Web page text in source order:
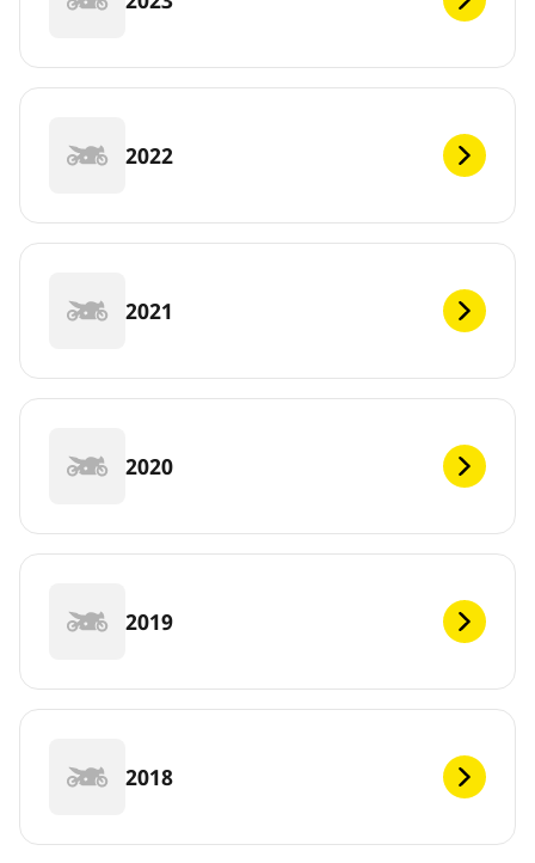
2022
2021
2020
2019
2018